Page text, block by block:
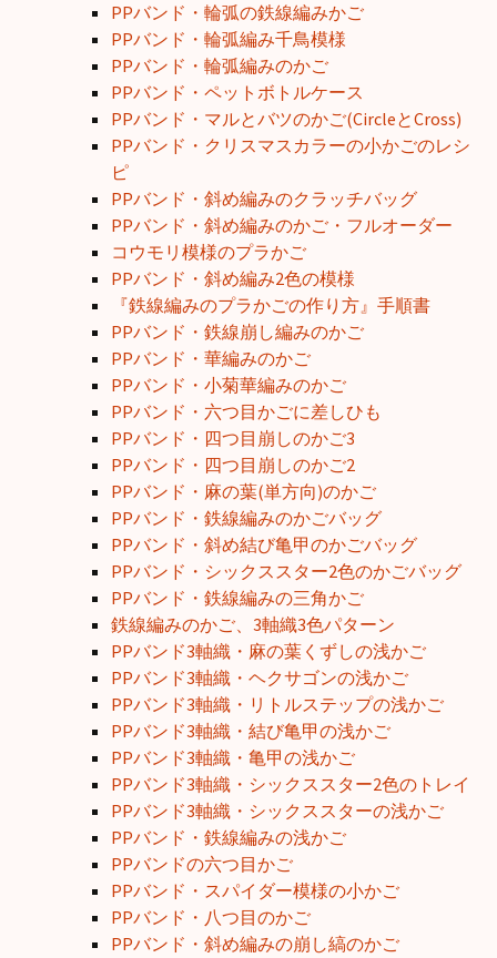
PPバンド・輪弧の鉄線編みかご
PPバンド・輪弧編み千鳥模様
PPバンド・輪弧編みのかご
PPバンド・ペットボトルケース
PPバンド・マルとバツのかご(CircleとCross)
PPバンド・クリスマスカラーの小かごのレシ
ピ
PPバンド・斜め編みのクラッチバッグ
PPバンド・斜め編みのかご・フルオーダー
コウモリ模様のプラかご
PPバンド・斜め編み2色の模様
『鉄線編みのプラかごの作り方』手順書
PPバンド・鉄線崩し編みのかご
PPバンド・華編みのかご
PPバンド・小菊華編みのかご
PPバンド・六つ目かごに差しひも
PPバンド・四つ目崩しのかご3
PPバンド・四つ目崩しのかご2
PPバンド・麻の葉(単方向)のかご
PPバンド・鉄線編みのかごバッグ
PPバンド・斜め結び亀甲のかごバッグ
PPバンド・シックススター2色のかごバッグ
PPバンド・鉄線編みの三角かご
鉄線編みのかご、3軸織3色パターン
PPバンド3軸織・麻の葉くずしの浅かご
PPバンド3軸織・ヘクサゴンの浅かご
PPバンド3軸織・リトルステップの浅かご
PPバンド3軸織・結び亀甲の浅かご
PPバンド3軸織・亀甲の浅かご
PPバンド3軸織・シックススター2色のトレイ
PPバンド3軸織・シックススターの浅かご
PPバンド・鉄線編みの浅かご
PPバンドの六つ目かご
PPバンド・スパイダー模様の小かご
PPバンド・八つ目のかご
PPバンド・斜め編みの崩し縞のかご